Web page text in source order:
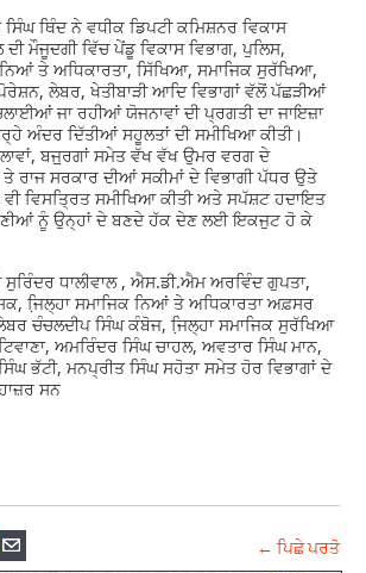
ਥਿੰਦ ਨੇ ਵਧੀਕ ਡਿਪਟੀ ਕਮਿਸ਼ਨਰ ਵਿਕਾਸ
ਦੀ ਮੌਜੂਦਗੀ ਵਿੱਚ ਪੇਂਡੂ ਵਿਕਾਸ ਵਿਭਾਗ, ਪੁਲਿਸ,
ਨਿਆਂ ਤੇ ਅਧਿਕਾਰਤਾ, ਸਿੱਖਿਆ, ਸਮਾਜਿਕ ਸੁਰੱਖਿਆ,
ਲੇਬਰ, ਖੇਤੀਬਾੜੀ ਆਦਿ ਵਿਭਾਗਾਂ ਵੱਲੋਂ ਪੱਛੜੀਆਂ
ਜਾ ਰਹੀਆਂ ਯੋਜਨਾਵਾਂ ਦੀ ਪ੍ਰਗਤੀ ਦਾ ਜਾਇਜ਼ਾ
ਅੰਦਰ ਦਿੱਤੀਆਂ ਸਹੂਲਤਾਂ ਦੀ ਸਮੀਖਿਆ ਕੀਤੀ।
ਬਜੁ਼ਰਗਾਂ ਸਮੇਤ ਵੱਖ ਵੱਖ ਉਮਰ ਵਰਗ ਦੇ
ਰਾਜ ਸਰਕਾਰ ਦੀਆਂ ਸਕੀਮਾਂ ਦੇ ਵਿਭਾਗੀ ਪੱਧਰ ਉਤੇ
ਵੀ ਵਿਸਤ੍ਰਿਤ ਸਮੀਖਿਆ ਕੀਤੀ ਅਤੇ ਸਪੱਸ਼ਟ ਹਦਾਇਤ
ਨੂੰ ਉਨ੍ਹਾਂ ਦੇ ਬਣਦੇ ਹੱਕ ਦੇਣ ਲਈ ਇਕਜੁਟ ਹੋ ਕੇ
ਸੁਰਿੰਦਰ ਧਾਲੀਵਾਲ , ਐਸ.ਡੀ.ਐਮ ਅਰਵਿੰਦ ਗੁਪਤਾ,
ਜਿ਼ਲ੍ਹਾ ਸਮਾਜਿਕ ਨਿਆਂ ਤੇ ਅਧਿਕਾਰਤਾ ਅਫ਼ਸਰ
ਚੰਚਲਦੀਪ ਸਿੰਘ ਕੰਬੋਜ, ਜਿ਼ਲ੍ਹਾ ਸਮਾਜਿਕ ਸੁਰੱਖਿਆ
ਅਮਰਿੰਦਰ ਸਿੰਘ ਚਾਹਲ, ਅਵਤਾਰ ਸਿੰਘ ਮਾਨ,
ਭੱਟੀ, ਮਨਪ੍ਰੀਤ ਸਿੰਘ ਸਹੋਤਾ ਸਮੇਤ ਹੋਰ ਵਿਭਾਗਾਂ ਦੇ
ਸਨ
← ਪਿਛੇ ਪਰਤੋ